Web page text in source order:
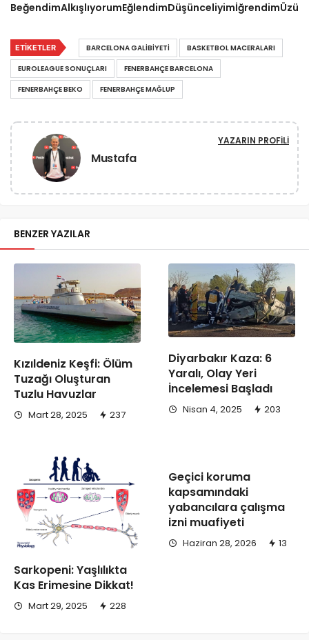
BeğendimAlkışlıyorumEğlendimDüşünceliyimİğrendim
ETIKETLER BARCELONA GALIBIYETI
BASKETBOL MACERALARI
EUROLEAGUE SONUÇLARI
FENERBAHÇE BARCELONA
FENERBAHÇE BEKO
FENERBAHÇE MAĞLUP
Mustafa
YAZARIN PROFILI
BENZER YAZILAR
Kızıldeniz Keşfi: Ölüm
Tuzağı Oluşturan
Tuzlu Havuzlar
Mart 28, 2025 237
Diyarbakır Kaza: 6
Yaralı, Olay Yeri
İncelemesi Başladı
Nisan 4, 2025 203
Sarkopeni: Yaşlılıkta
Kas Erimesine Dikkat!
Mart 29, 2025 228
Geçici koruma
kapsamındaki
yabancılara çalışma
izni muafiyeti
Haziran 28, 2026 13